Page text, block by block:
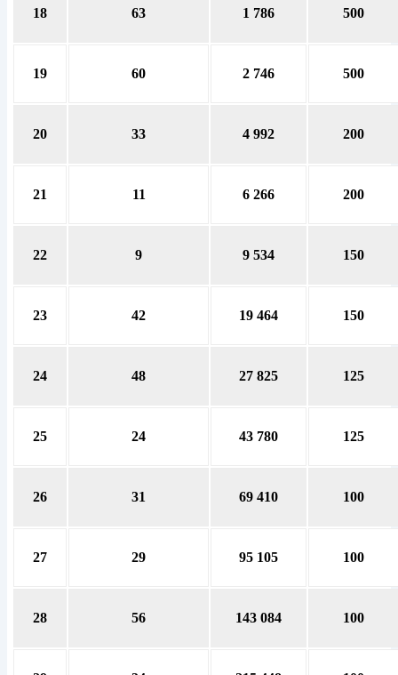
18 63 1 786 500
19 60 2 746 500
20 33 4 992 200
21 11 6 266 200
22 9 9 534 150
23 42 19 464 150
24 48 27 825 125
25 24 43 780 125
26 31 69 410 100
27 29 95 105 100
28 56 143 084 100